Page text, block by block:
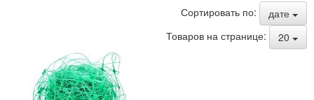
Сортировать по:
дате
Товаров на странице:
20